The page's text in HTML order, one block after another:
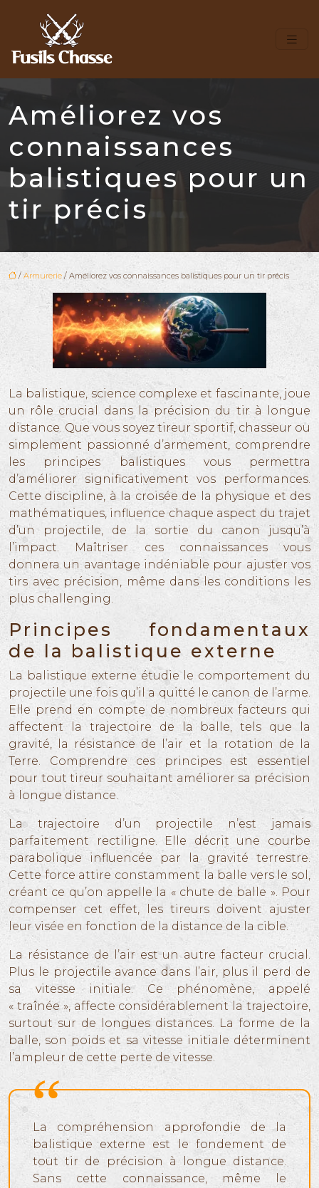
Améliorez vos
connaissances
balistiques pour un
tir précis
/ Armurerie/ Améliorez vos connaissances balistiques pour un tir précis
La balistique, science complexe et fascinante, joue
un rôle crucial dans la précision du tir à longue
distance. Que vous soyez tireur sportif, chasseur ou
simplement passionné d’armement, comprendre
les principes balistiques vous permettra
d’améliorer significativement vos performances.
Cette discipline, à la croisée de la physique et des
mathématiques, influence chaque aspect du trajet
d’un projectile, de la sortie du canon jusqu’à
l’impact. Maîtriser ces connaissances vous
donnera un avantage indéniable pour ajuster vos
tirs avec précision, même dans les conditions les
plus challenging.
Principes fondamentaux
de la balistique externe
La balistique externe étudie le comportement du
projectile une fois qu’il a quitté le canon de l’arme.
Elle prend en compte de nombreux facteurs qui
affectent la trajectoire de la balle, tels que la
gravité, la résistance de l’air et la rotation de la
Terre. Comprendre ces principes est essentiel
pour tout tireur souhaitant améliorer sa précision
à longue distance.
La trajectoire d’un projectile n’est jamais
parfaitement rectiligne. Elle décrit une courbe
parabolique influencée par la gravité terrestre.
Cette force attire constamment la balle vers le sol,
créant ce qu’on appelle la « chute de balle ». Pour
compenser cet effet, les tireurs doivent ajuster
leur visée en fonction de la distance de la cible.
La résistance de l’air est un autre facteur crucial.
Plus le projectile avance dans l’air, plus il perd de
sa vitesse initiale. Ce phénomène, appelé
« traînée », affecte considérablement la trajectoire,
surtout sur de longues distances. La forme de la
balle, son poids et sa vitesse initiale déterminent
l’ampleur de cette perte de vitesse.
La compréhension approfondie de la
balistique externe est le fondement de
tout tir de précision à longue distance.
Sans cette connaissance, même le